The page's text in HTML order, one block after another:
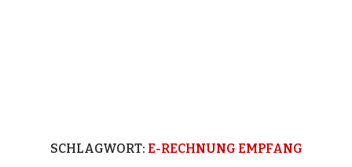
SCHLAGWORT: E-RECHNUNG EMPFANG